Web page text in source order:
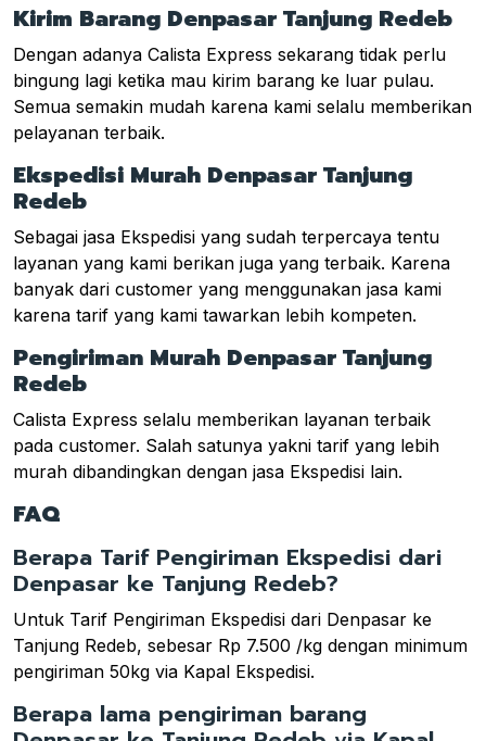
Kirim Barang Denpasar Tanjung Redeb
Dengan adanya Calista Express sekarang tidak perlu
bingung lagi ketika mau kirim barang ke luar pulau.
Semua semakin mudah karena kami selalu memberikan
pelayanan terbaik.
Ekspedisi Murah Denpasar Tanjung
Redeb
Sebagai jasa Ekspedisi yang sudah terpercaya tentu
layanan yang kami berikan juga yang terbaik. Karena
banyak dari customer yang menggunakan jasa kami
karena tarif yang kami tawarkan lebih kompeten.
Pengiriman Murah Denpasar Tanjung
Redeb
Calista Express selalu memberikan layanan terbaik
pada customer. Salah satunya yakni tarif yang lebih
murah dibandingkan dengan jasa Ekspedisi lain.
FAQ
Berapa Tarif Pengiriman Ekspedisi dari
Denpasar ke Tanjung Redeb?
Untuk Tarif Pengiriman Ekspedisi dari Denpasar ke
Tanjung Redeb, sebesar Rp 7.500 /kg dengan minimum
pengiriman 50kg via Kapal Ekspedisi.
Berapa lama pengiriman barang